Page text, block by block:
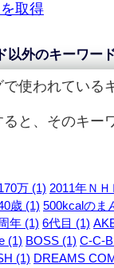
取得
以外のキーワー
で使われている
ると、そのキー
万 (1) 2011年Ｎ
歳 (1) 500kcalのま
年 (1) 6代目 (1)
(1) BOSS (1) C-C-
(1) DREAMS